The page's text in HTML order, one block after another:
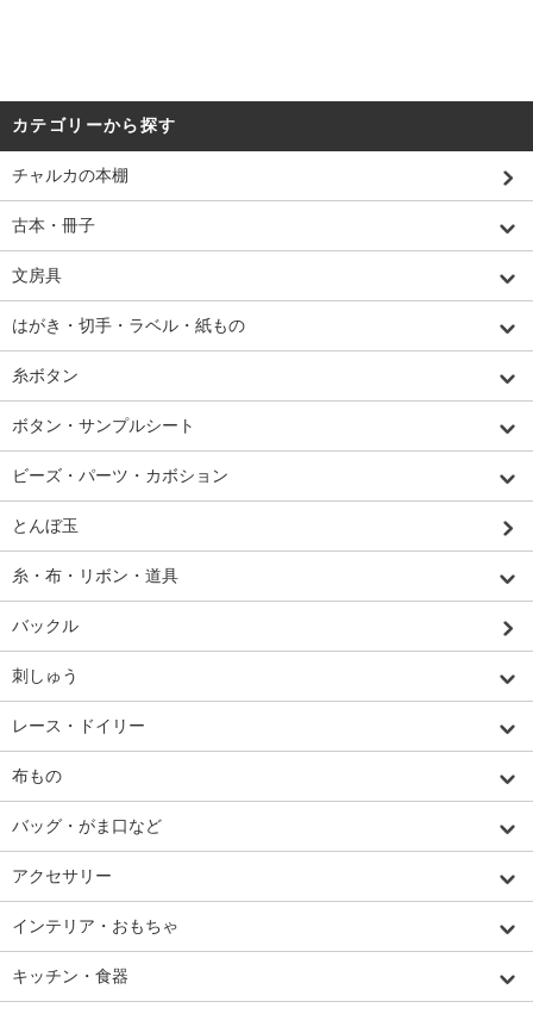
カテゴリーから探す
チャルカの本棚
古本・冊子
文房具
はがき・切手・ラベル・紙もの
糸ボタン
ボタン・サンプルシート
ビーズ・パーツ・カボション
とんぼ玉
糸・布・リボン・道具
バックル
刺しゅう
レース・ドイリー
布もの
バッグ・がま口など
アクセサリー
インテリア・おもちゃ
キッチン・食器